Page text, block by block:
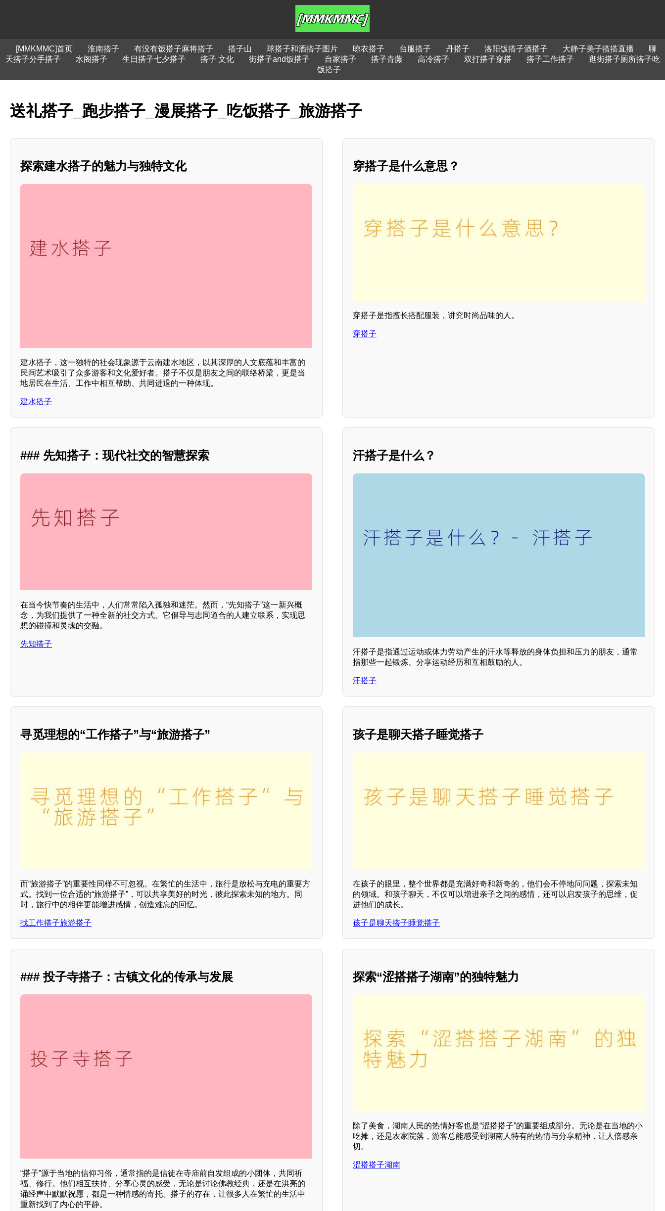
[MMKMMC]首页 淮南搭子 有没有饭搭子麻将搭子 搭子山 球搭子和酒搭子图片 晾衣搭子 台服搭子 丹搭子 洛阳饭搭子酒搭子 大静子美子搭搭直播
聊
天搭子分手搭子
水阁搭子 生日搭子七夕搭子 搭子 文化 街搭子and饭搭子 自家搭子 搭子青藤 高冷搭子 双打搭子穿搭 搭子工作搭子
逛街搭子厕所搭子吃
饭搭子
送礼搭子_跑步搭子_漫展搭子_吃饭搭子_旅游搭子
探索建水搭子的魅力与独特文化
建水搭子，这一独特的社会现象源于云南建水地区，以其深厚的人文底蕴和丰富的
民间艺术吸引了众多游客和文化爱好者。搭子不仅是朋友之间的联络桥梁，更是当
地居民在生活、工作中相互帮助、共同进退的一种体现。
建水搭子
穿搭子是什么意思？
穿搭子是指擅长搭配服装，讲究时尚品味的人。
穿搭子
### 先知搭子：现代社交的智慧探索
在当今快节奏的生活中，人们常常陷入孤独和迷茫。然而，“先知搭子”这一新兴概
念，为我们提供了一种全新的社交方式。它倡导与志同道合的人建立联系，实现思
想的碰撞和灵魂的交融。
先知搭子
汗搭子是什么？
汗搭子是指通过运动或体力劳动产生的汗水等释放的身体负担和压力的朋友，通常
指那些一起锻炼、分享运动经历和互相鼓励的人。
汗搭子
寻觅理想的“工作搭子”与“旅游搭子”
而“旅游搭子”的重要性同样不可忽视。在繁忙的生活中，旅行是放松与充电的重要方
式。找到一位合适的“旅游搭子”，可以共享美好的时光，彼此探索未知的地方。同
时，旅行中的相伴更能增进感情，创造难忘的回忆。
找工作搭子旅游搭子
孩子是聊天搭子睡觉搭子
在孩子的眼里，整个世界都是充满好奇和新奇的，他们会不停地问问题，探索未知
的领域。和孩子聊天，不仅可以增进亲子之间的感情，还可以启发孩子的思维，促
进他们的成长。
孩子是聊天搭子睡觉搭子
### 投子寺搭子：古镇文化的传承与发展
“搭子”源于当地的信仰习俗，通常指的是信徒在寺庙前自发组成的小团体，共同祈
福、修行。他们相互扶持、分享心灵的感受，无论是讨论佛教经典，还是在洪亮的
诵经声中默默祝愿，都是一种情感的寄托。搭子的存在，让很多人在繁忙的生活中
重新找到了内心的平静。
探索“涩搭搭子湖南”的独特魅力
除了美食，湖南人民的热情好客也是“涩搭搭子”的重要组成部分。无论是在当地的小
吃摊，还是农家院落，游客总能感受到湖南人特有的热情与分享精神，让人倍感亲
切。
涩搭搭子湖南